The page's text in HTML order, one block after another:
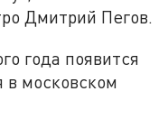
Дмитрий Пегов.
года появится
в московском